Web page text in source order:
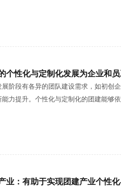
个性化与定制化发展为企业和
阶段有各异的团队建设需求，如初创
力提升。个性化与定制化的团建能够
业：有助于实现团建产业个性